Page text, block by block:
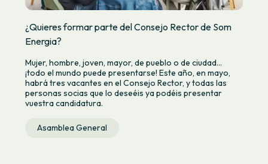
¿Quieres formar parte del Consejo Rector de Som
Energia?
Mujer, hombre, joven, mayor, de pueblo o de ciudad…
¡todo el mundo puede presentarse! Este año, en mayo,
habrá tres vacantes en el Consejo Rector, y todas las
personas socias que lo deseéis ya podéis presentar
vuestra candidatura.
Asamblea General